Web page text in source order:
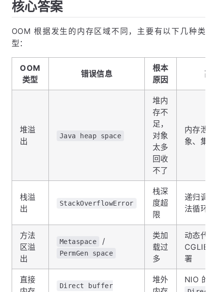
核心答案
OOM 根据发生的内存区域不同，主要有以下几种类
型：
OOM
类型
错误信息
根本
原因
高
堆溢
出
Java heap space
堆内
存不
足，
对象
太多
回收
不了
内存泄
象、集
栈溢
出
StackOverflowError
栈深
度超
限
递归调
法循环
方法
区溢
出
Metaspace /
PermGen space
类加
载过
多
动态代
CGLIB
署
直接
Direct buffer
堆外
NIO 的